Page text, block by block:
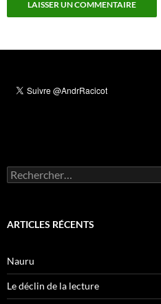
Rechercher :
ARTICLES RÉCENTS
Nauru
Le déclin de la lecture